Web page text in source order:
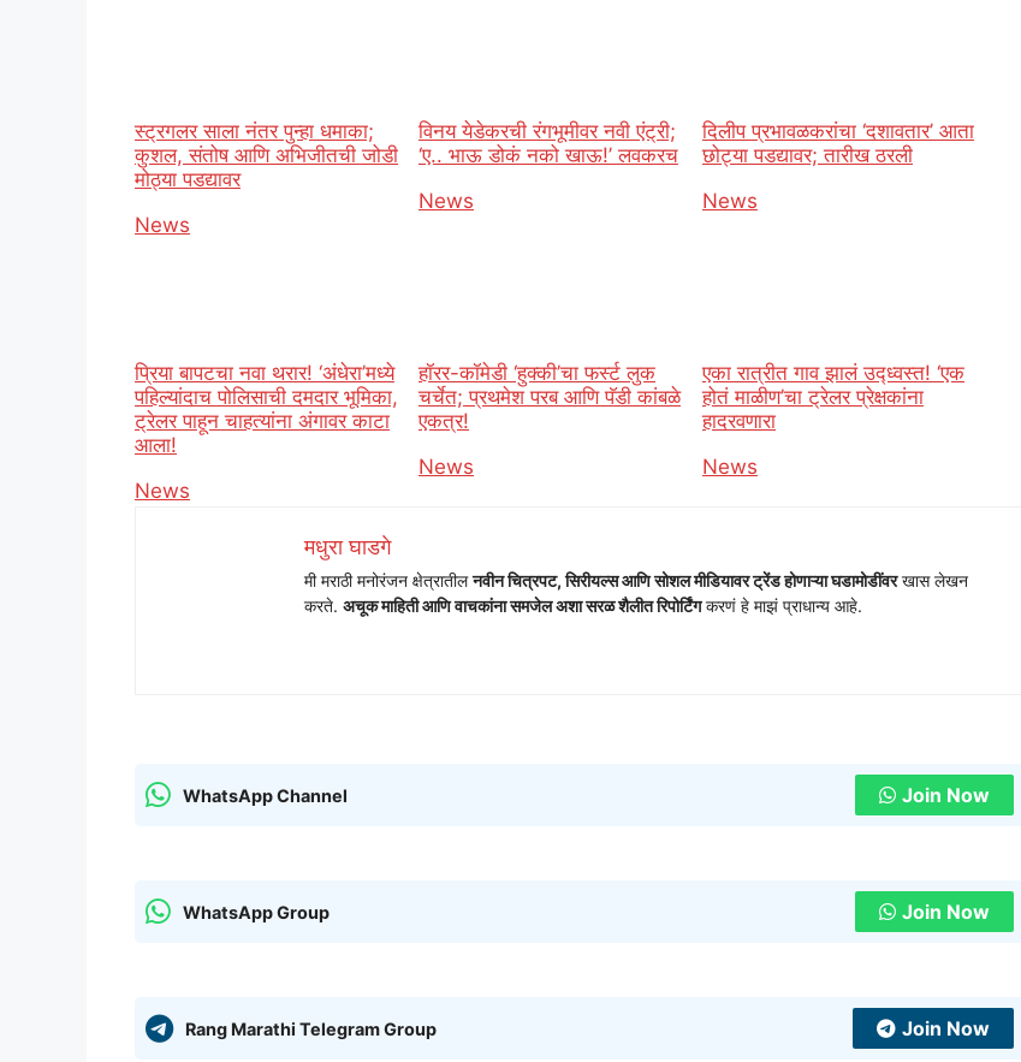
स्ट्रगलर साला नंतर पुन्हा धमाका;
कुशल, संतोष आणि अभिजीतची जोडी
मोठ्या पडद्यावर
In relation to
News
विनय येडेकरची रंगभूमीवर नवी एंट्री;
‘ए.. भाऊ डोकं नको खाऊ!’ लवकरच
In relation to
News
दिलीप प्रभावळकरांचा ‘दशावतार’ आता
छोट्या पडद्यावर; तारीख ठरली
In relation to
News
प्रिया बापटचा नवा थरार! ‘अंधेरा’मध्ये
पहिल्यांदाच पोलिसाची दमदार भूमिका,
ट्रेलर पाहून चाहत्यांना अंगावर काटा
आला!
In relation to
News
हॉरर-कॉमेडी ‘हुक्की’चा फर्स्ट लुक
चर्चेत; प्रथमेश परब आणि पॅडी कांबळे
एकत्र!
In relation to
News
एका रात्रीत गाव झालं उद्ध्वस्त! ‘एक
होतं माळीण’चा ट्रेलर प्रेक्षकांना
हादरवणारा
In relation to
News
मधुरा घाडगे
मी मराठी मनोरंजन क्षेत्रातीलनवीन चित्रपट, सिरीयल्स आणि सोशल मीडियावर ट्रेंड होणाऱ्या घडामोडींवरखास लेखन
करते. अचूक माहिती आणि वाचकांना समजेल अशा सरळ शैलीत रिपोर्टिंगकरणं हे माझं प्राधान्य आहे.
WhatsApp Channel Join Now
WhatsApp Group Join Now
Rang Marathi Telegram Group Join Now